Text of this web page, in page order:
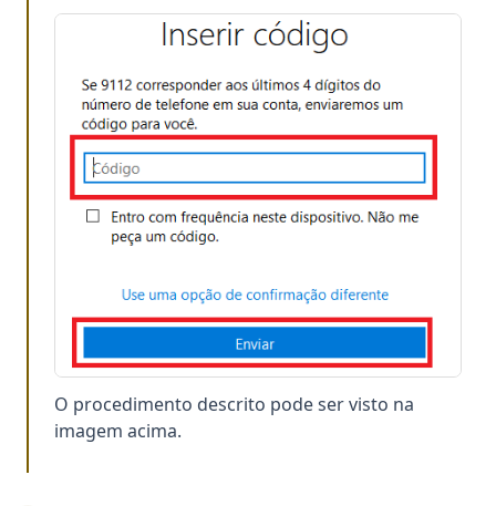
O procedimento descrito pode ser visto na
imagem acima.